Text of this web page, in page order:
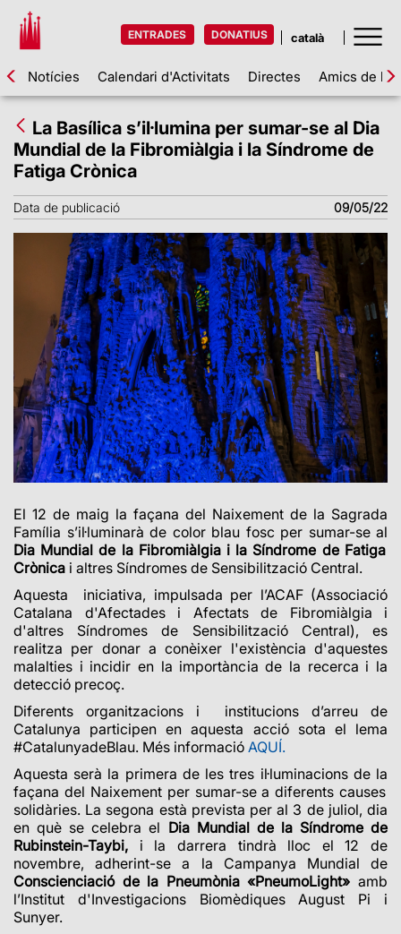
ENTRADES DONATIUS
Notícies Calendari d'Activitats Directes Amics de la
La Basílica s’il·lumina per sumar-se al Dia
Mundial de la Fibromiàlgia i la Síndrome de
Fatiga Crònica
Data de publicació 09/05/22
El 12 de maig la façana del Naixement de la Sagrada
Família s’il·luminarà de color blau fosc per sumar-se al
Dia Mundial de la Fibromiàlgia i la Síndrome de Fatiga
Crònica i altres Síndromes de Sensibilització Central.
Aquesta iniciativa, impulsada per l’ACAF (Associació
Catalana d'Afectades i Afectats de Fibromiàlgia i
d'altres Síndromes de Sensibilització Central),
es
realitza per donar a conèixer l'existència d'aquestes
malalties i incidir en la importància de la recerca i la
detecció precoç.
Diferents organitzacions i institucions d’arreu de
Catalunya participen en aquesta acció sota el lema
#CatalunyadeBlau. Més informació AQUÍ.
Aquesta serà la primera de les tres il·luminacions de la
façana del Naixement per sumar-se a diferents causes
solidàries. La segona està prevista per al 3 de juliol, dia
en què se celebra el Dia Mundial de la Síndrome de
Rubinstein-Taybi, i la darrera tindrà lloc el 12 de
novembre, adherint-se a la Campanya Mundial de
Conscienciació de la Pneumònia «PneumoLight» amb
l’Institut d'Investigacions Biomèdiques August Pi i
Sunyer.